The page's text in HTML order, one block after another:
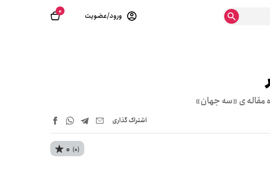
0 ورود/عضویت
مقاله ی «سه جهان»
اشتراک‌ گذاری
0 (0)